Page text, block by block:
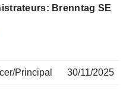
Brenntag SE
Principal 30/11/2025